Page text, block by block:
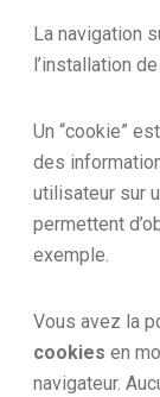
La navigation
l’installation
Un “cookie”
des
utilisateur sur
permettent
exemple.
Vous avez la
cookies en
navigateur.